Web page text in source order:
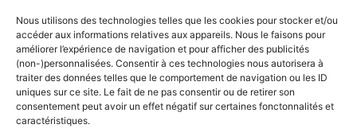
Nous utilisons des technologies telles que les cookies pour stocker et/ou
accéder aux informations relatives aux appareils. Nous le faisons pour
améliorer l’expérience de navigation et pour afficher des publicités
(non-)personnalisées. Consentir à ces technologies nous autorisera à
traiter des données telles que le comportement de navigation ou les ID
uniques sur ce site. Le fait de ne pas consentir ou de retirer son
consentement peut avoir un effet négatif sur certaines fonctonnalités et
caractéristiques.
Herausforderungen des Alleinsegelns an und
geben wir einige Tipps für eine reibungslose
und angenehme Tour. Allein im eigenen Boot
zu segeln ist nicht nur den Skippern der
Vendée Globe vorbehalten. Alleinsegeln
beschränkt sich nicht auf